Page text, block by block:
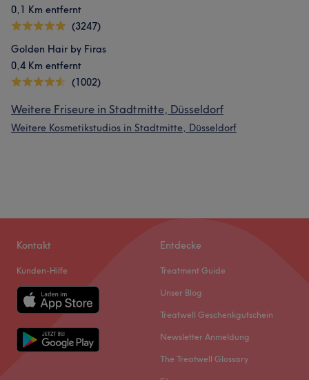
0,1 Km entfernt
(3247)
Golden Hair by Firas
0,4 Km entfernt
(1002)
Weitere Friseure in Stadtmitte, Düsseldorf
Weitere Kosmetikstudios in Stadtmitte, Düsseldorf
Kontakt
Kunden-Hilfe
Entdecke
Treatment Guide
Unser Blog
Treatwell Geschenkgutschein
Newsletter Anmeldung
The Treatwell Glossary